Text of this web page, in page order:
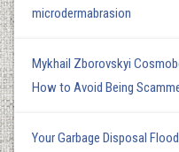
microdermabrasion
Mykhail Zborovskyi
How to Avoid Being
Your Garbage Disposal